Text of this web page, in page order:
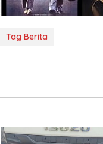
Tag Berita